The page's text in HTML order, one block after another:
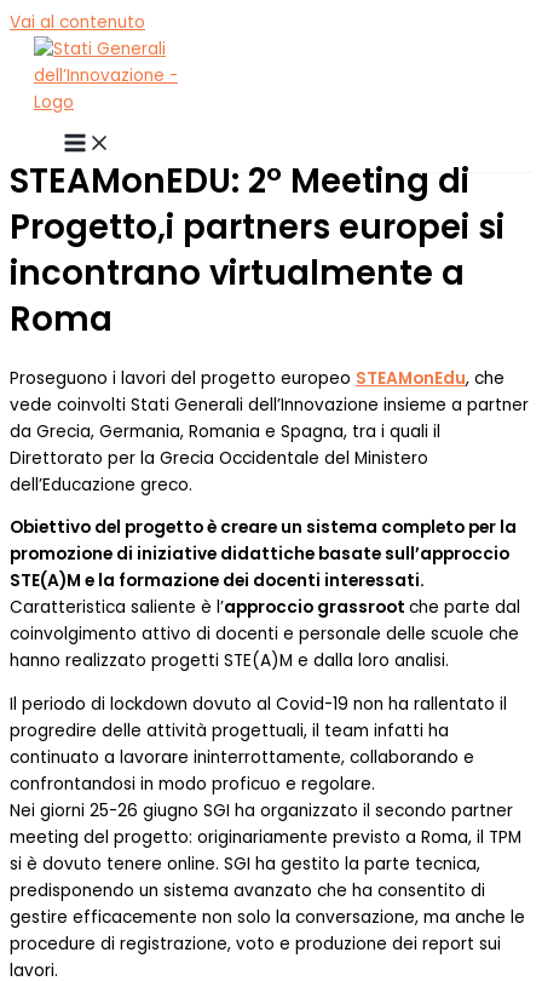
Vai al contenuto
STEAMonEDU: 2° Meeting di
Progetto,i partners europei si
incontrano virtualmente a
Roma
Proseguono i lavori del progetto europeo STEAMonEdu, che
vede coinvolti Stati Generali dell’Innovazione insieme a partner
da Grecia, Germania, Romania e Spagna, tra i quali il
Direttorato per la Grecia Occidentale del Ministero
dell’Educazione greco.
Obiettivo del progetto è creare un sistema completo per la
promozione di iniziative didattiche basate sull’approccio
STE(A)M e la formazione dei docenti interessati.
Caratteristica saliente è l’approccio grassroot che parte dal
coinvolgimento attivo di docenti e personale delle scuole che
hanno realizzato progetti STE(A)M e dalla loro analisi.
Il periodo di lockdown dovuto al Covid-19 non ha rallentato il
progredire delle attività progettuali, il team infatti ha
continuato a lavorare ininterrottamente, collaborando e
confrontandosi in modo proficuo e regolare.
Nei giorni 25-26 giugno SGI ha organizzato il secondo partner
meeting del progetto: originariamente previsto a Roma, il TPM
si è dovuto tenere online. SGI ha gestito la parte tecnica,
predisponendo un sistema avanzato che ha consentito di
gestire efficacemente non solo la conversazione, ma anche le
procedure di registrazione, voto e produzione dei report sui
lavori.